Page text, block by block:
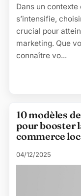
Dans un
s’intensifie,
crucial pour
marketing. Que
connaître vo...
10 modèles
pour booster
commerce
04/12/2025